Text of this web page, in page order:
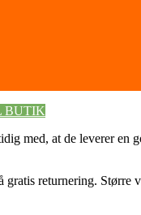
BUTIK
med, at de leverer en
returnering. Større